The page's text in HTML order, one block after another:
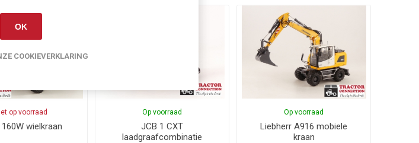
op voorraad
wielkraan
Op voorraad
JCB 1 CXT
laadgraafcombinatie
Op voorraad
Liebherr A916 mobiele
kraan
OK
COOKIEVERKLARING